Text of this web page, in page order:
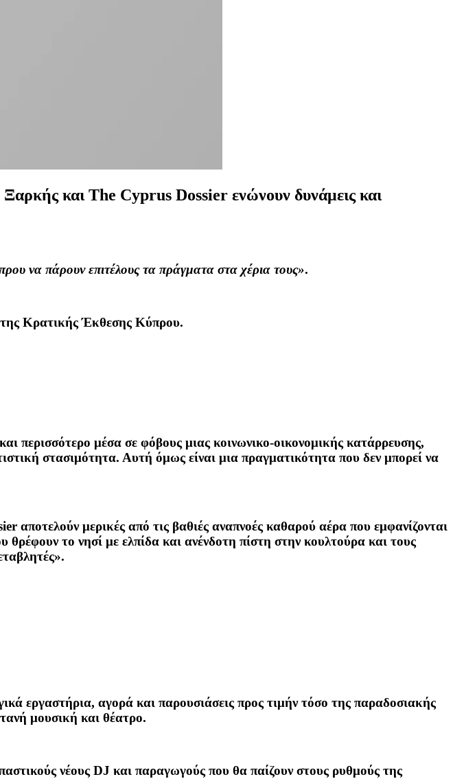
και The Cyprus Dossier ενώνουν δυνάμεις και
να πάρουν επιτέλους τα πράγματα στα χέρια τους».
της Κρατικής Έκθεσης Κύπρου.
περισσότερο μέσα σε φόβους μιας κοινωνικο-οικονομικής κατάρρευσης,
στασιμότητα. Αυτή όμως είναι μια πραγματικότητα που δεν μπορεί να
μερικές από τις βαθιές αναπνοές καθαρού αέρα που εμφανίζονται
το νησί με ελπίδα και ανένδοτη πίστη στην κουλτούρα και τους
εργαστήρια, αγορά και παρουσιάσεις προς τιμήν τόσο της παραδοσιακής
μουσική και θέατρο.
νέους DJ και παραγωγούς που θα παίζουν στους ρυθμούς της